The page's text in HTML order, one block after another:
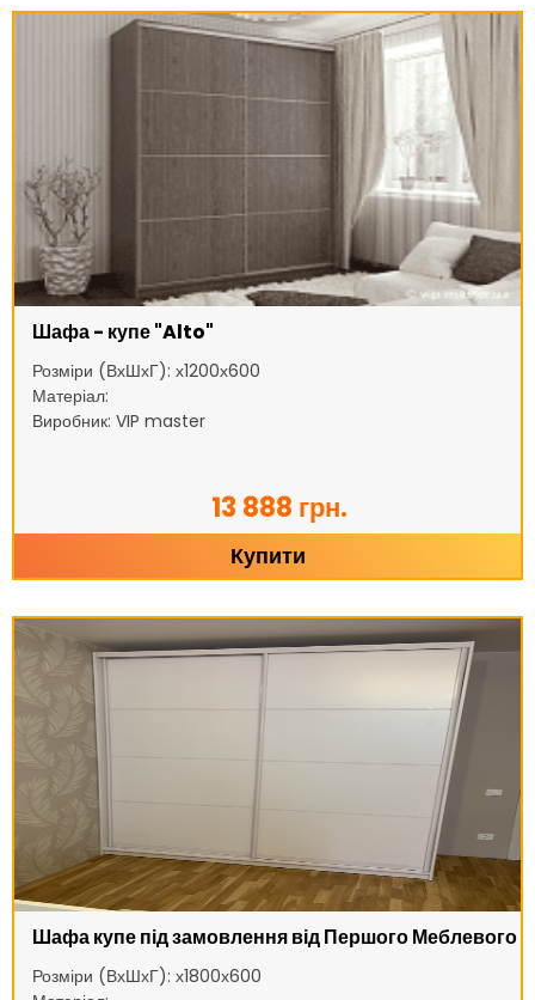
Шафа - купе "Alto"
Розміри (ВхШхГ): х1200х600
Матеріал:
Виробник: VIP master
13 888 грн.
Купити
Шафа купе під замовлення від Першого Меблевого
Розміри (ВхШхГ): х1800х600